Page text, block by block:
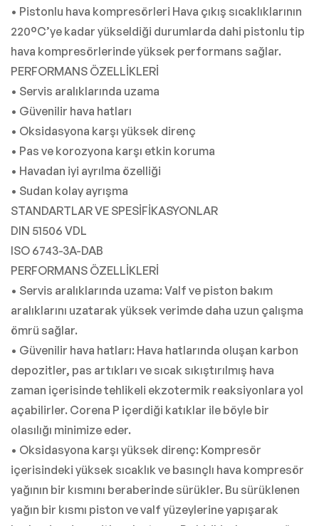
• Pistonlu hava kompresörleri Hava çıkış sıcaklıklarının
220°C’ye kadar yükseldiği durumlarda dahi pistonlu tip
hava kompresörlerinde yüksek performans sağlar.
PERFORMANS ÖZELLİKLERİ
• Servis aralıklarında uzama
• Güvenilir hava hatları
• Oksidasyona karşı yüksek direnç
• Pas ve korozyona karşı etkin koruma
• Havadan iyi ayrılma özelliği
• Sudan kolay ayrışma
STANDARTLAR VE SPESİFİKASYONLAR
DIN 51506 VDL
ISO 6743-3A-DAB
PERFORMANS ÖZELLİKLERİ
• Servis aralıklarında uzama: Valf ve piston bakım
aralıklarını uzatarak yüksek verimde daha uzun çalışma
ömrü sağlar.
• Güvenilir hava hatları: Hava hatlarında oluşan karbon
depozitler, pas artıkları ve sıcak sıkıştırılmış hava
zaman içerisinde tehlikeli ekzotermik reaksiyonlara yol
açabilirler. Corena P içerdiği katıklar ile böyle bir
olasılığı minimize eder.
• Oksidasyona karşı yüksek direnç: Kompresör
içerisindeki yüksek sıcaklık ve basınçlı hava kompresör
yağının bir kısmını beraberinde sürükler. Bu sürüklenen
yağın bir kısmı piston ve valf yüzeylerine yapışarak